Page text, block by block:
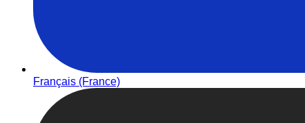
Français (France)